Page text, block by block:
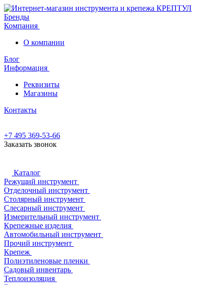
Бренды
Компания
О компании
Блог
Информация
Реквизиты
Магазины
Контакты
+7 495 369-53-66
Заказать звонок
Каталог
Режущий инструмент
Отделочный инструмент
Столярный инструмент
Слесарный инструмент
Измерительный инструмент
Крепежные изделия
Автомобильный инструмент
Прочий инструмент
Крепеж
Полиэтиленовые пленки
Садовый инвентарь
Теплоизоляция